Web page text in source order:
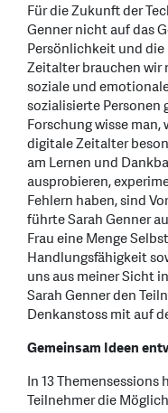
Für die Zukunft der
Genner nicht auf das
Persönlichkeit und
Zeitalter brauchen wir
soziale und
sozialisierte Personen
Forschung wisse
digitale Zeitalter
am Lernen und
ausprobieren,
Fehlern haben, sind
führte Sarah Genner
Frau eine Menge
Handlungsfähigkeit
uns aus meiner Sicht
Sarah Genner den
Denkanstoss mit auf
Gemeinsam Ideen
In 13
Teilnehmer die